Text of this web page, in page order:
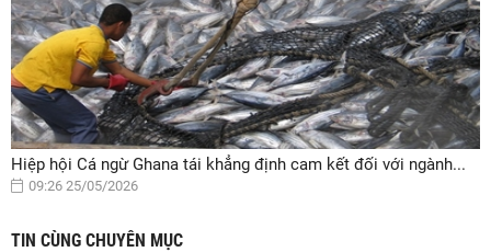
Hiệp hội Cá ngừ Ghana tái khẳng định cam kết đối với ngành...
09:26 25/05/2026
TIN CÙNG CHUYÊN MỤC